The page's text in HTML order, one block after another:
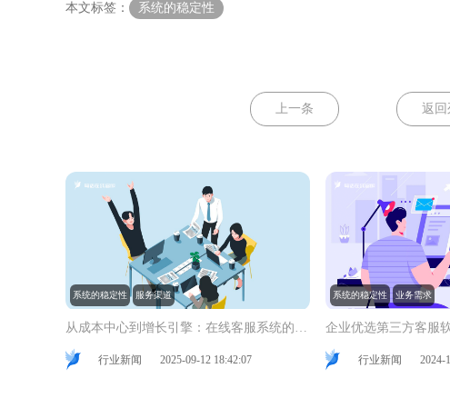
本文标签： 系统的稳定性
上一条 返回
从成本中心到增长引擎：在线客服系统的创新服务实践
行业新闻 2025-09-12 18:42:07
系统的稳定性 服务渠道
行业新闻 2024-
系统的稳定性 业务需求